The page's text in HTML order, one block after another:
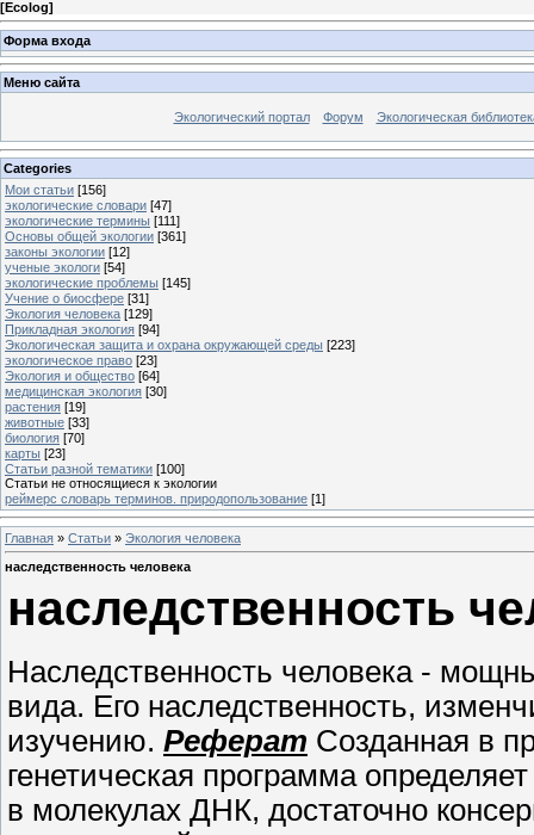
[Ecolog]
Форма входа
Меню сайта
Экологический портал Форум Экологическая
Categories
Мои статьи [156]
экологические словари [47]
экологические термины [111]
Основы общей экологии [361]
законы экологии [12]
ученые экологи [54]
экологические проблемы [145]
Учение о биосфере [31]
Экология человека [129]
Прикладная экология [94]
Экологическая защита и охрана окружающей среды [223]
экологическое право [23]
Экология и общество [64]
медицинская экология [30]
растения [19]
животные [33]
биология [70]
карты [23]
Статьи разной тематики [100]
Статьи не относящиеся к экологии
реймерс словарь терминов. природопользование [1]
Главная » Статьи » Экология человека
наследственность человека
наследственность
Наследственность человека -
вида. Его наследственность,
изучению. Реферат Созданная в
генетическая программа
в молекулах ДНК, достаточно